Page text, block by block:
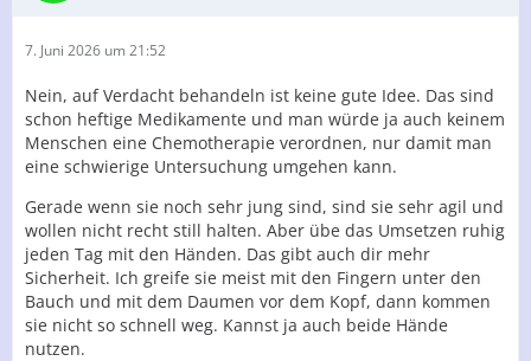
7. Juni 2026 um 21:52
Nein, auf Verdacht behandeln ist keine gute Idee. Das sind
schon heftige Medikamente und man würde ja auch keinem
Menschen eine Chemotherapie verordnen, nur damit man
eine schwierige Untersuchung umgehen kann.
Gerade wenn sie noch sehr jung sind, sind sie sehr agil und
wollen nicht recht still halten. Aber übe das Umsetzen ruhig
jeden Tag mit den Händen. Das gibt auch dir mehr
Sicherheit. Ich greife sie meist mit den Fingern unter den
Bauch und mit dem Daumen vor dem Kopf, dann kommen
sie nicht so schnell weg. Kannst ja auch beide Hände
nutzen.